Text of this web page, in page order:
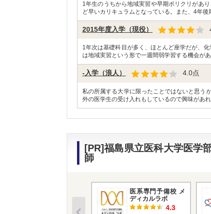
1年生のうちから地域実習や早期ポリクリがあ
ど早いカリキュラムとなっている。また、4年
2015年度入学（現役）
1年次は基礎科目が多く、ほとんど座学だが、
は地域実習という形で一週間弱学習する機会が
-入学（浪人） 4.0点
私の所属する大学に限ったことではないと思う
外の医学生の受け入れもしているので興味があ
[PR]福島県立医科大学医学
師
医系専門予備校 メ
ディカルラボ
4.3